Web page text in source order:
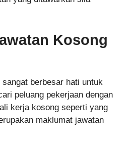
Kosong
berbesar hati untuk
peluang pekerjaan dengan
kerja kosong seperti yang
maklumat jawatan